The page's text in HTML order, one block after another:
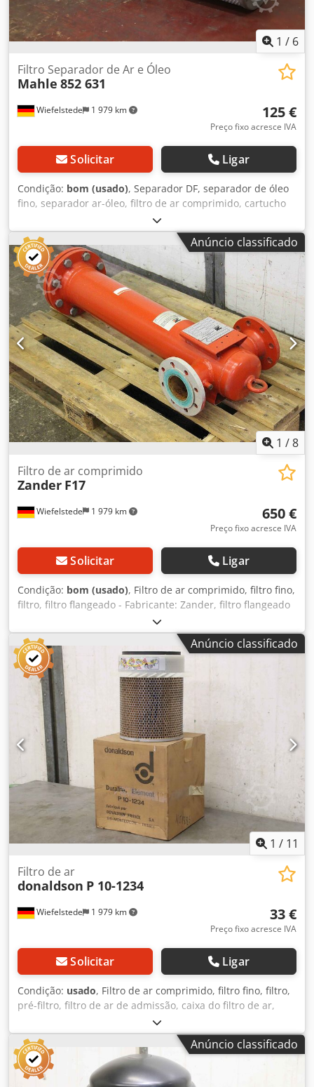
1 / 6
Wiefelstede 1 979 km
Filtro Separador de Ar e Óleo
Mahle 852 631
125 €
Preço fixo acresce IVA
Solicitar Ligar
Condição: bom (usado), Separador DF, separador de óleo
fino, separador ar-óleo, filtro de ar comprimido, cartucho
de filtro, filtro fino, filtro, pré-filtro, filtro de ar de admissão,
carcaça do filtro de ar, carcaça do filtro de ar, filtro de ar
do gerador -Fabricante: Filtro Separador de Óleo Mahle Air
Tipo 852 631 -Interior/exterior: Ø 120/170 mm -
Quantidade: 1x filtro de ar disponível -Dimensões: Ø 200 x
610 mm -Peso: 4,2 kg Chsdpjwbz Dasfx An Isa
Anúncio classificado
1 /8
Wiefelstede 1 979 km
Filtro de ar comprimido
Zander F17
650 €
Preço fixo acresce IVA
Solicitar Ligar
Condição: bom (usado), Filtro de ar comprimido, filtro fino,
filtro, filtro flangeado - Fabricante: Zander, filtro flangeado
tipo F17 - Tipo de filtro: F 17 XA D, 2º Estágio / Elemento
filtrante 3075 A - Capacidade: 20 litros - Pressão de
operação: 16 bar - Conexão: DN 80 - Preço: por unidade -
Quantidade: 2 un. - Dimensões: 380/300/A1170 mm
Chedpfx Aofwnbxsn Isa - Peso: 72 kg
Anúncio classificado
1 / 11
Wiefelstede 1 979 km
Filtro de ar
donaldson P 10-1234
33 €
Preço fixo acresce IVA
Solicitar Ligar
Condição: usado, Filtro de ar comprimido, filtro fino, filtro,
pré-filtro, filtro de ar de admissão, caixa do filtro de ar,
caixa do filtro de ar, filtro de ar do gerador -fabricante:
donaldson, filtro de ar tipo P 10-1234 Ovp -Quantidade: 5
filtros de ar disponíveis -Preço: por peça Chedepyk Nqjpfx
An Isa -Dimensão da embalagem: 260/260/H285 mm -Peso:
1,8 kg/pc.
Anúncio classificado